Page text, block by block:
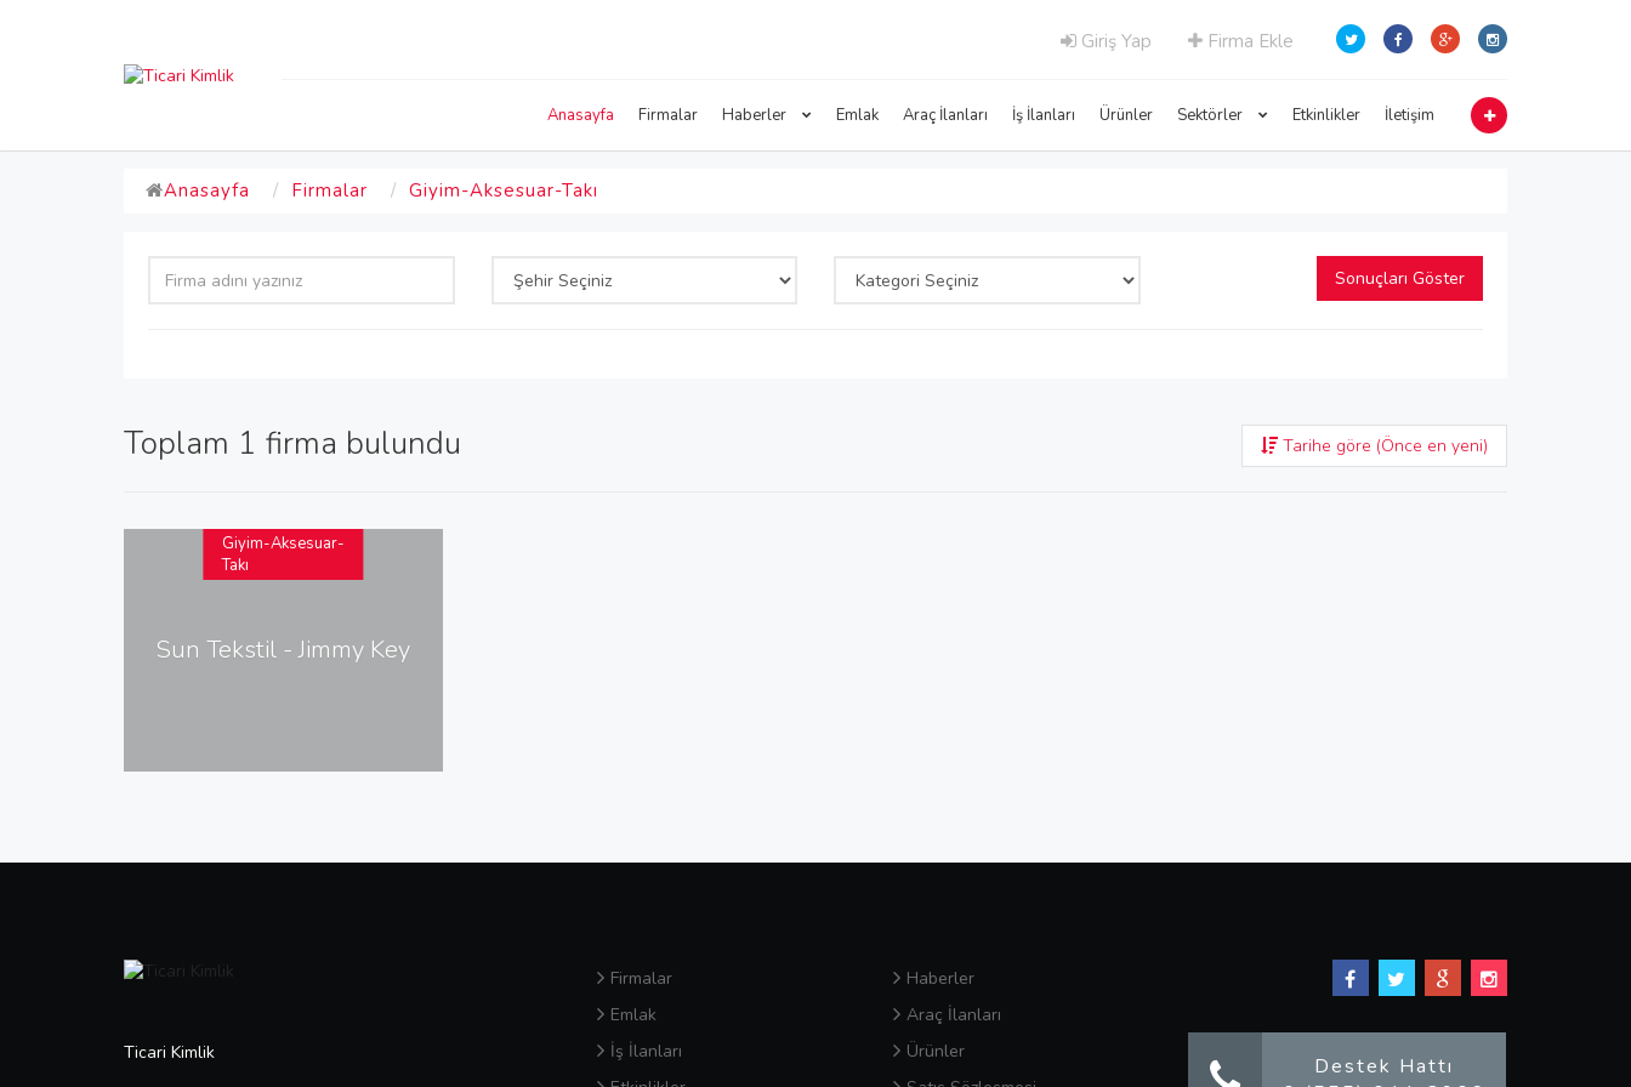
Giriş Yap Firma Ekle
Anasayfa Firmalar Haberler Emlak Araç İlanları İş İlanları Ürünler Sektörler Etkinlikler İletişim
Anasayfa Firmalar Giyim-Aksesuar-Takı
Sonuçları Göster
Toplam 1 firma bulundu Tarihe göre (Önce en yeni)
Sun Tekstil - Jimmy Key
Giyim-Aksesuar-
Takı
Ticari Kimlik
Firmalar
Haberler
Emlak
Araç İlanları
İş İlanları
Ürünler
Destek Hattı